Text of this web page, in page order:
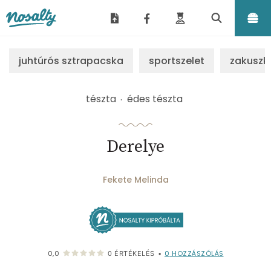
juhtúrós sztrapacska sportszelet
tészta édes tészta
Derelye
Fekete Melinda
0,0 0 ÉRTÉKELÉS • 0 HOZZÁSZÓLÁS